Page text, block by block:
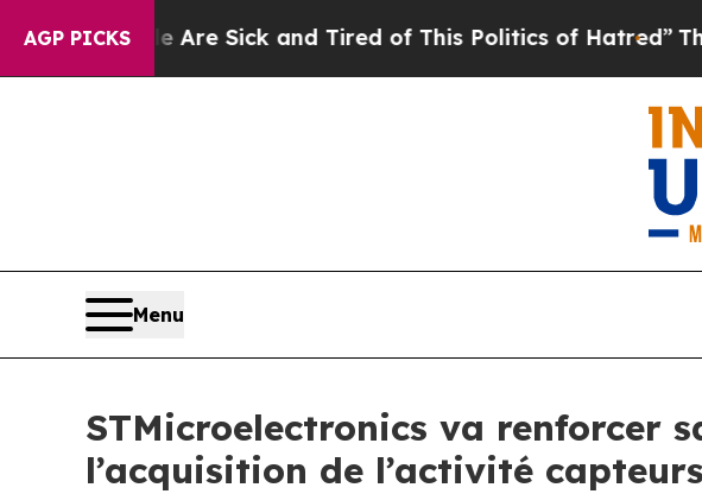
AGP PICKS
Are Sick and Tired of This Politics of Hatred”The Story
Menu
STMicroelectronics va renforcer
l’acquisition de l’activité